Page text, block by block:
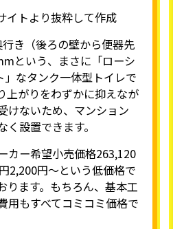
イトより抜粋して作成
行き（後ろの壁から便器先
という、まさに「ローシ
なタンク一体型トイレで
上がりをわずかに抑えなが
けないため、マンション
設置できます。
カー希望小売価格263,120
2,200円〜という低価格で
ります。もちろん、基本工
用もすべてコミコミ価格で